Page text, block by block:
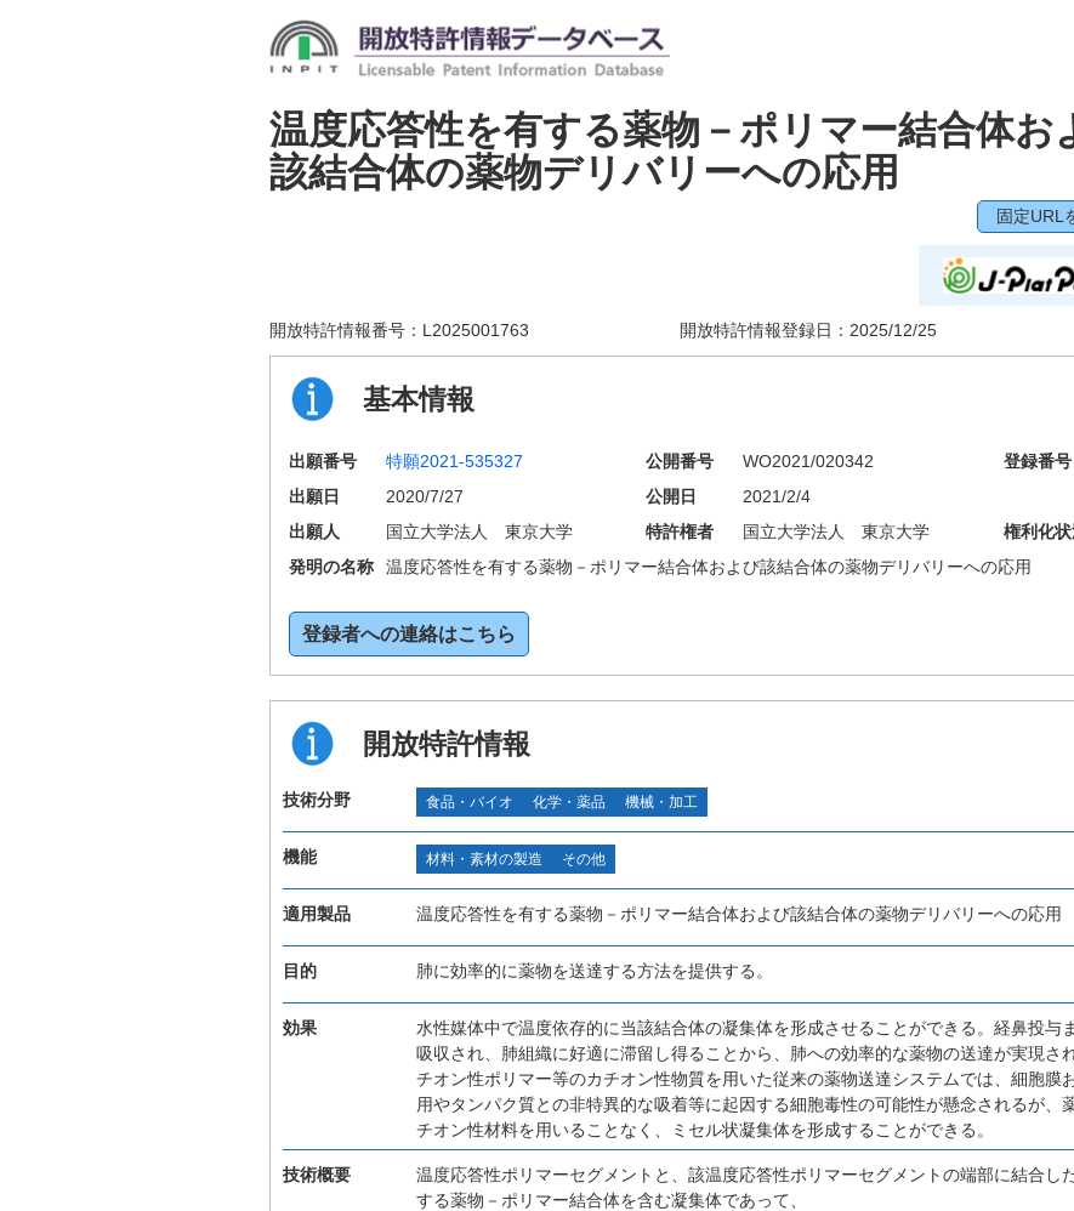
温度応答性を有する薬物－ポリマー結合体お
該結合体の薬物デリバリーへの応用
固定URL
開放特許情報番号： L2025001763 開放特許情報登録日： 2025/12/25
基本情報
出願番号 特願2021-535327 公開番号 WO2021/020342 登録番号
出願日
2020/7/27 公開日
2021/2/4
出願人
国立大学法人 東京大学 特許権者 国立大学法人 東京大学 権利化
発明の名称
温度応答性を有する薬物－ポリマー結合体および該結合体の薬物デリバリーへの応用
登録者への連絡はこちら
開放特許情報
技術分野 食品・バイオ 化学・薬品 機械・加工
機能 材料・素材の製造 その他
適用製品 温度応答性を有する薬物－ポリマー結合体および該結合体の薬物デリバリーへの応用
目的 肺に効率的に薬物を送達する方法を提供する。
効果
水性媒体中で温度依存的に当該結合体の凝集体を形成させることができる。経鼻投与
吸収され、肺組織に好適に滞留し得ることから、肺への効率的な薬物の送達が実現さ
チオン性ポリマー等のカチオン性物質を用いた従来の薬物送達システムでは、細胞膜
用やタンパク質との非特異的な吸着等に起因する細胞毒性の可能性が懸念されるが、
チオン性材料を用いることなく、ミセル状凝集体を形成することができる。
技術概要
温度応答性ポリマーセグメントと、該温度応答性ポリマーセグメントの端部に結合し
する薬物－ポリマー結合体を含む凝集体であって、